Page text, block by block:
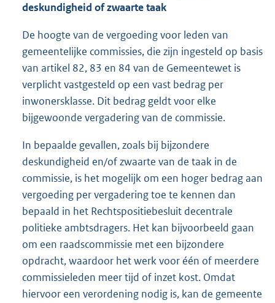
deskundigheid of zwaarte taak
De hoogte van de vergoeding voor leden van
gemeentelijke commissies, die zijn ingesteld op basis
van artikel 82, 83 en 84 van de Gemeentewet is
verplicht vastgesteld op een vast bedrag per
inwonersklasse. Dit bedrag geldt voor elke
bijgewoonde vergadering van de commissie.
In bepaalde gevallen, zoals bij bijzondere
deskundigheid en/of zwaarte van de taak in de
commissie, is het mogelijk om een hoger bedrag aan
vergoeding per vergadering toe te kennen dan
bepaald in het Rechtspositiebesluit decentrale
politieke ambtsdragers. Het kan bijvoorbeeld gaan
om een raadscommissie met een bijzondere
opdracht, waardoor het werk voor één of meerdere
commissieleden meer tijd of inzet kost. Omdat
hiervoor een verordening nodig is, kan de gemeente